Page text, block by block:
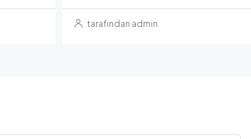
tarafından admin